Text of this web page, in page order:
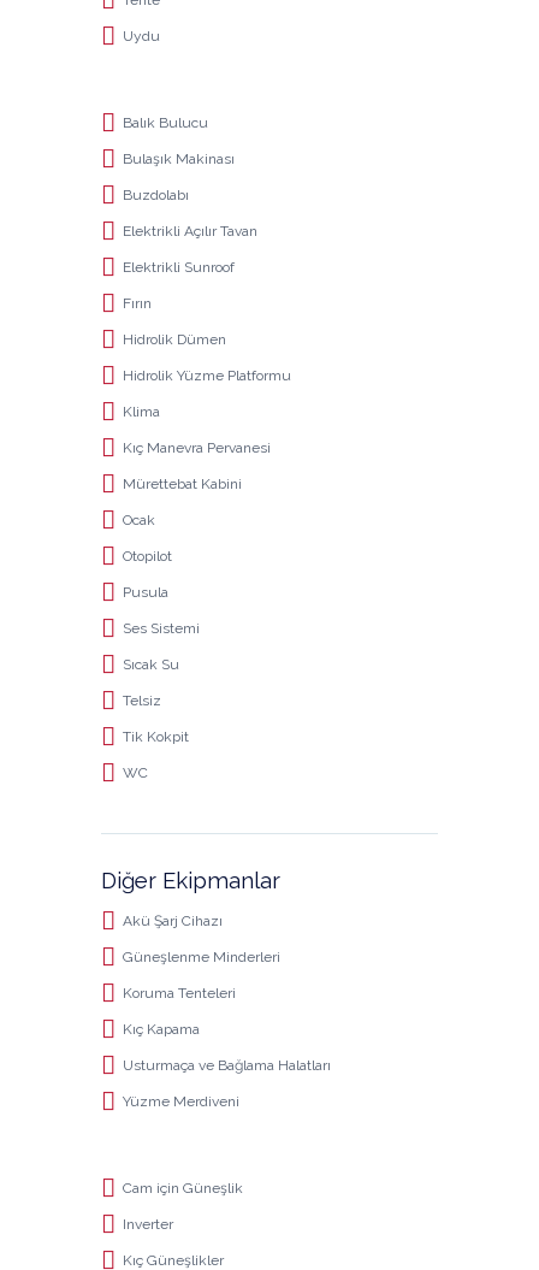
Uydu
Balık Bulucu
Bulaşık Makinası
Buzdolabı
Elektrikli Açılır Tavan
Elektrikli Sunroof
Fırın
Hidrolik Dümen
Hidrolik Yüzme Platformu
Klima
Kıç Manevra Pervanesi
Mürettebat Kabini
Ocak
Otopilot
Pusula
Ses Sistemi
Sıcak Su
Telsiz
Tik Kokpit
WC
Diğer Ekipmanlar
Akü Şarj Cihazı
Güneşlenme Minderleri
Koruma Tenteleri
Kıç Kapama
Usturmaça ve Bağlama Halatları
Yüzme Merdiveni
Cam için Güneşlik
Inverter
Kıç Güneşlikler